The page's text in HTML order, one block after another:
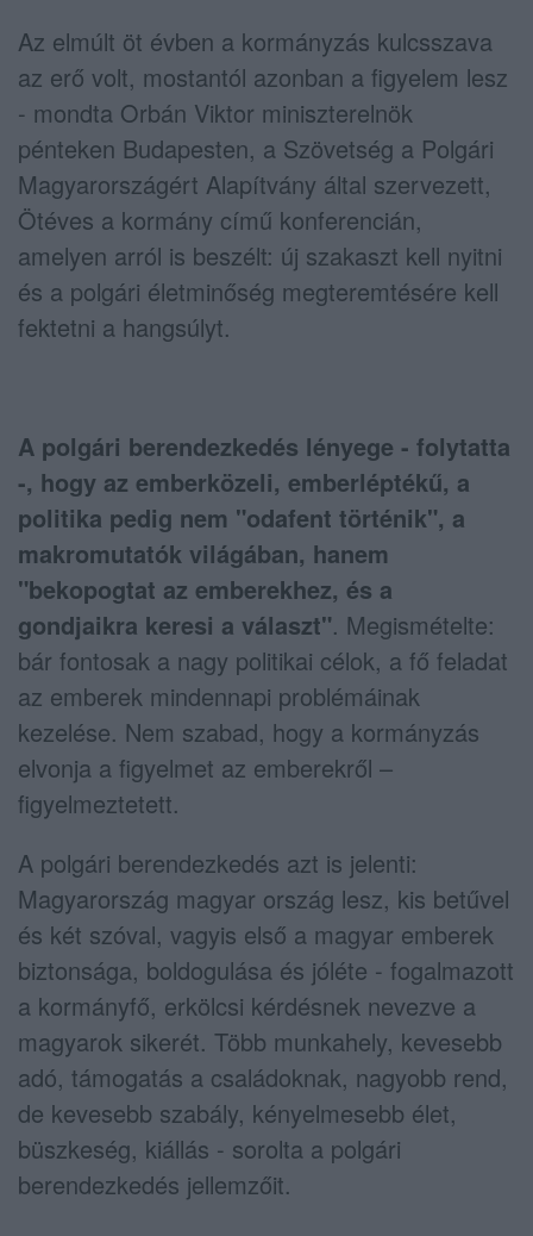
Az elmúlt öt évben a kormányzás kulcsszava
az erő volt, mostantól azonban a figyelem lesz
- mondta Orbán Viktor miniszterelnök
pénteken Budapesten, a Szövetség a Polgári
Magyarországért Alapítvány által szervezett,
Ötéves a kormány című konferencián,
amelyen arról is beszélt: új szakaszt kell nyitni
és a polgári életminőség megteremtésére kell
fektetni a hangsúlyt.
A polgári berendezkedés lényege - folytatta
-, hogy az emberközeli, emberléptékű, a
politika pedig nem "odafent történik", a
makromutatók világában, hanem
"bekopogtat az emberekhez, és a
gondjaikra keresi a választ". Megismételte:
bár fontosak a nagy politikai célok, a fő feladat
az emberek mindennapi problémáinak
kezelése. Nem szabad, hogy a kormányzás
elvonja a figyelmet az emberekről –
figyelmeztetett.
A polgári berendezkedés azt is jelenti:
Magyarország magyar ország lesz, kis betűvel
és két szóval, vagyis első a magyar emberek
biztonsága, boldogulása és jóléte - fogalmazott
a kormányfő, erkölcsi kérdésnek nevezve a
magyarok sikerét. Több munkahely, kevesebb
adó, támogatás a családoknak, nagyobb rend,
de kevesebb szabály, kényelmesebb élet,
büszkeség, kiállás - sorolta a polgári
berendezkedés jellemzőit.